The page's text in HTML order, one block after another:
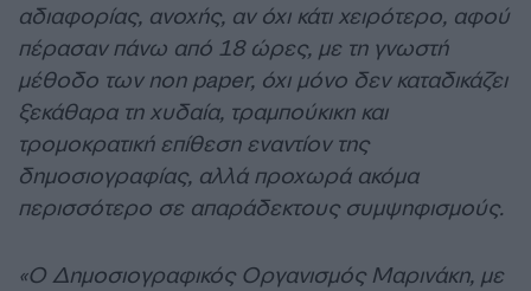
αδιαφορίας, ανοχής, αν όχι κάτι χειρότερο, αφού
πέρασαν πάνω από 18 ώρες, με τη γνωστή
μέθοδο των non paper, όχι μόνο δεν καταδικάζει
ξεκάθαρα τη χυδαία, τραμπούκικη και
τρομοκρατική επίθεση εναντίον της
δημοσιογραφίας, αλλά προχωρά ακόμα
περισσότερο σε απαράδεκτους συμψηφισμούς.
«Ο Δημοσιογραφικός Οργανισμός Μαρινάκη, με